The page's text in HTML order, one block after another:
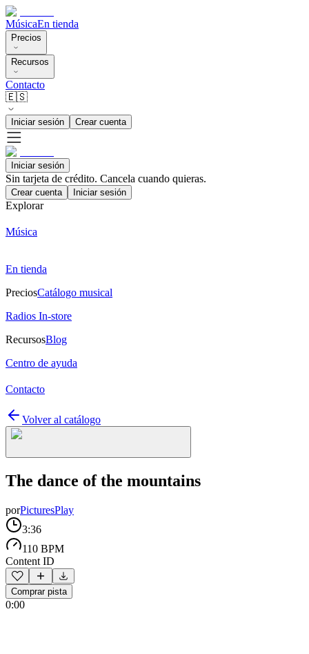
MúsicaEn tienda
Precios
Recursos
Contacto
🇪🇸
Iniciar sesión Crear cuenta
Iniciar sesión
Sin tarjeta de crédito. Cancela cuando quieras.
Crear cuenta Iniciar sesión
Explorar
Música
En tienda
PreciosCatálogo musical
Radios In-store
RecursosBlog
Centro de ayuda
Contacto
Volver al catálogo
The dance of the mountains
porPicturesPlay
3:36
110 BPM
Content ID
Comprar pista
0:00